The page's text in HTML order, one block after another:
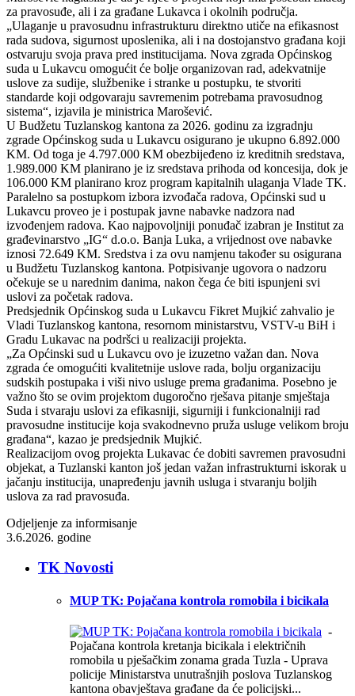
za pravosuđe, ali i za građane Lukavca i okolnih područja.
„Ulaganje u pravosudnu infrastrukturu direktno utiče na efikasnost
rada sudova, sigurnost uposlenika, ali i na dostojanstvo građana koji
ostvaruju svoja prava pred institucijama. Nova zgrada Općinskog
suda u Lukavcu omogućit će bolje organizovan rad, adekvatnije
uslove za sudije, službenike i stranke u postupku, te stvoriti
standarde koji odgovaraju savremenim potrebama pravosudnog
sistema“, izjavila je ministrica Marošević.
U Budžetu Tuzlanskog kantona za 2026. godinu za izgradnju
zgrade Općinskog suda u Lukavcu osigurano je ukupno 6.892.000
KM. Od toga je 4.797.000 KM obezbijeđeno iz kreditnih sredstava,
1.989.000 KM planirano je iz sredstava prihoda od koncesija, dok je
106.000 KM planirano kroz program kapitalnih ulaganja Vlade TK.
Paralelno sa postupkom izbora izvođača radova, Općinski sud u
Lukavcu proveo je i postupak javne nabavke nadzora nad
izvođenjem radova. Kao najpovoljniji ponuđač izabran je Institut za
građevinarstvo „IG“ d.o.o. Banja Luka, a vrijednost ove nabavke
iznosi 72.649 KM. Sredstva i za ovu namjenu također su osigurana
u Budžetu Tuzlanskog kantona. Potpisivanje ugovora o nadzoru
očekuje se u narednim danima, nakon čega će biti ispunjeni svi
uslovi za početak radova.
Predsjednik Općinskog suda u Lukavcu Fikret Mujkić zahvalio je
Vladi Tuzlanskog kantona, resornom ministarstvu, VSTV-u BiH i
Gradu Lukavac na podršci u realizaciji projekta.
„Za Općinski sud u Lukavcu ovo je izuzetno važan dan. Nova
zgrada će omogućiti kvalitetnije uslove rada, bolju organizaciju
sudskih postupaka i viši nivo usluge prema građanima. Posebno je
važno što se ovim projektom dugoročno rješava pitanje smještaja
Suda i stvaraju uslovi za efikasniji, sigurniji i funkcionalniji rad
pravosudne institucije koja svakodnevno pruža usluge velikom broju
građana“, kazao je predsjednik Mujkić.
Realizacijom ovog projekta Lukavac će dobiti savremen pravosudni
objekat, a Tuzlanski kanton još jedan važan infrastrukturni iskorak u
jačanju institucija, unapređenju javnih usluga i stvaranju boljih
uslova za rad pravosuđa.
Odjeljenje za informisanje
3.6.2026. godine
TK Novosti
MUP TK: Pojačana kontrola romobila i bicikala
-
Pojačana kontrola kretanja bicikala i električnih
romobila u pješačkim zonama grada Tuzla - Uprava
policije Ministarstva unutrašnjih poslova Tuzlanskog
kantona obavještava građane da će policijski...